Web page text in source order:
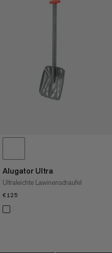
NEUHEITEN
BEWERTUNG
Alugator Ultra
Ultraleichte Lawinenschaufel
€125